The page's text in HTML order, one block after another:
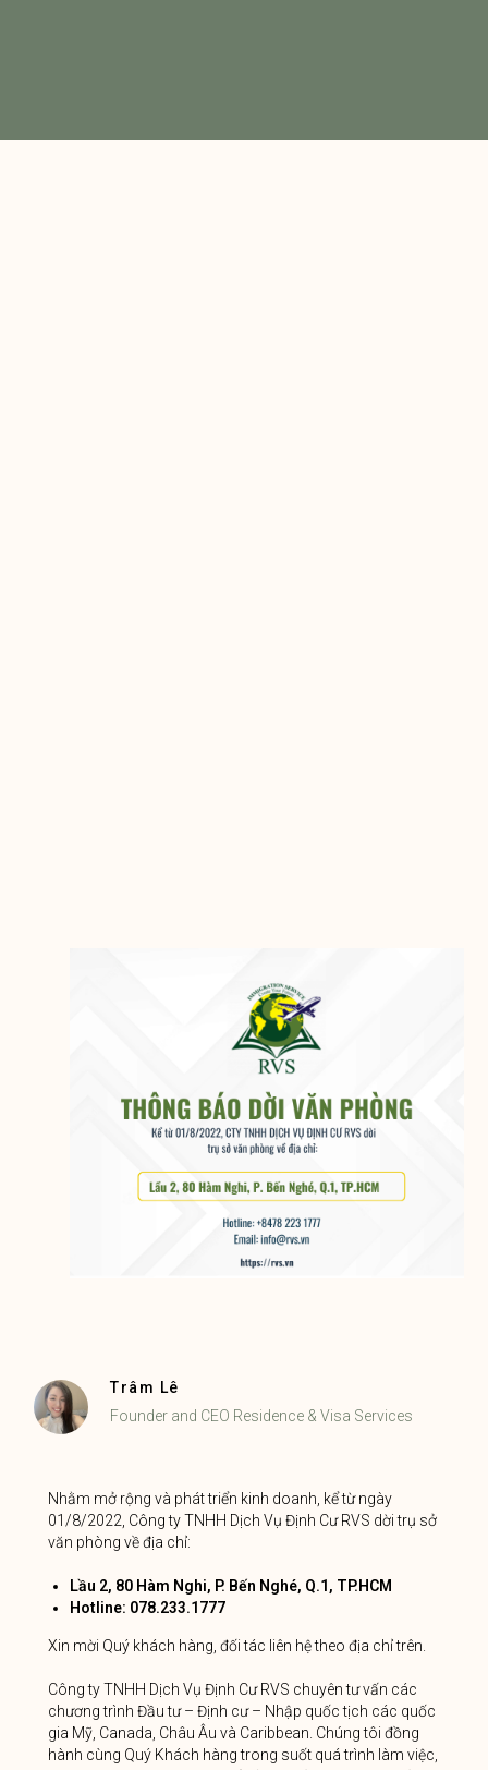
Trâm Lê
Founder and CEO Residence & Visa Services
Nhằm mở rộng và phát triển kinh doanh, kể từ ngày
01/8/2022, Công ty TNHH Dịch Vụ Định Cư RVS dời trụ sở
văn phòng về địa chỉ:
Lầu 2, 80 Hàm Nghi, P. Bến Nghé, Q.1, TP.HCM
Hotline: 078.233.1777
Xin mời Quý khách hàng, đối tác liên hệ theo địa chỉ trên.
Công ty TNHH Dịch Vụ Định Cư RVS chuyên tư vấn các
chương trình Đầu tư – Định cư – Nhập quốc tịch các quốc
gia Mỹ, Canada, Châu Âu và Caribbean. Chúng tôi đồng
hành cùng Quý Khách hàng trong suốt quá trình làm việc,